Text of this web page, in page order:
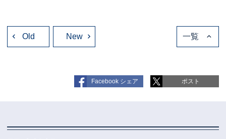
投
Old New 一覧
Facebook シェア ポスト